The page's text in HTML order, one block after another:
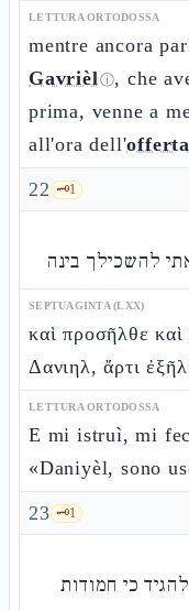
LETTURA ORTODOSSA
mentre ancora
Gavrièlⓘ, che
prima, venne a
all'ora dell'
22 🗝️1
להשכילך בינה
SEPTUAGINTA (LXX)
καὶ προσῆλθε καὶ
Δανιηλ, ἄρτι
LETTURA ORTODOSSA
E mi istruì, mi
«Daniyèl, sono
23 🗝️1
כי חמודות